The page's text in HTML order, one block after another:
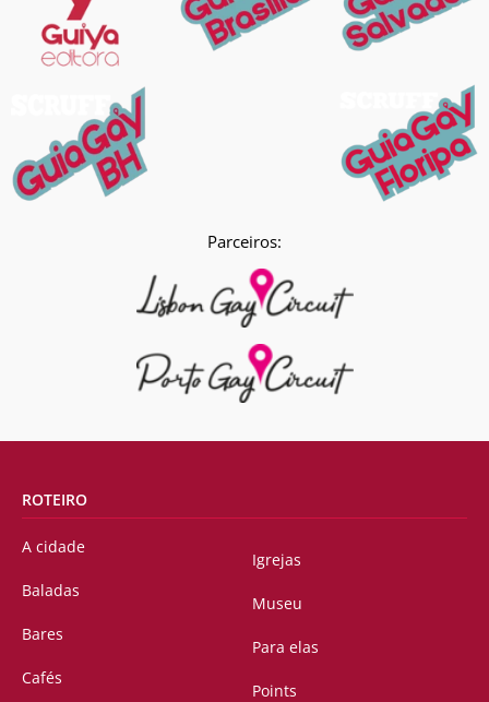
Parceiros:
ROTEIRO
A cidade
Baladas
Bares
Cafés
Igrejas
Museu
Para elas
Points